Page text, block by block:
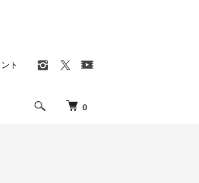
0
ト